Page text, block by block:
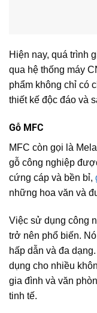
Hiện nay, quá trình
qua hệ thống máy
phẩm không chỉ có
thiết kế độc đáo và
Gỗ MFC
MFC còn gọi là
gỗ công nghiệp
cứng cáp và bền bỉ,
những hoa văn và
Việc sử dụng công
trở nên phổ biến.
hấp dẫn và đa
dụng cho nhiều
gia đình và văn
tinh tế.